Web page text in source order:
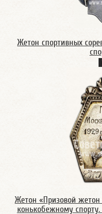
Жетон спортивных
Жетон «Призовой
конькобежному